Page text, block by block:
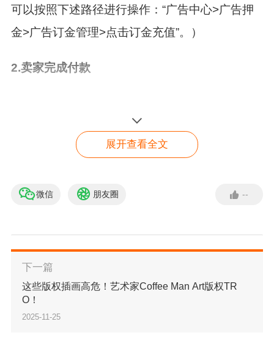
可以按照下述路径进行操作：“广告中心>广告押
金>广告订金管理>点击订金充值”。）
2.卖家完成付款
付，如Pingpong, Worldfirst, Lianlian等（只要汇
款机构可支持跨境汇款即可）2) 目前Coupang只
民币（离岸）到Coupang人民币账户，付美金到
行付款信息中请一定注明公司名和企业代码 (例：
ABC company Ltd./C00000000)。若有字数限
制，公司名可简写。4) 卖家请汇款至专属汇款账
号。您可以在生成的发票中查看您的专属汇款账
韩国Coupang 快速入驻
申请入驻
展开查看全文
微信 朋友圈 --
下一篇
这些版权插画高危！艺术家Coffee Man Art版权TR
O！
2025-11-25